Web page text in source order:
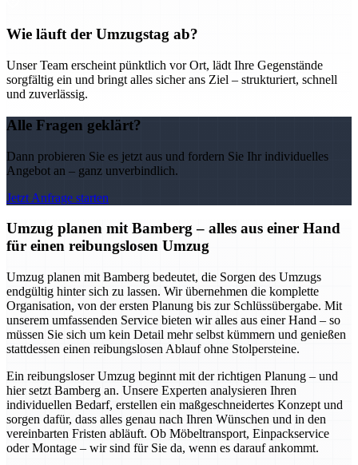
Wie läuft der Umzugstag ab?
Unser Team erscheint pünktlich vor Ort, lädt Ihre Gegenstände
sorgfältig ein und bringt alles sicher ans Ziel – strukturiert, schnell
und zuverlässig.
Alle Fragen geklärt?
Dann probieren Sie es jetzt aus und fordern Sie Ihr individuelles
Angebot an – ganz unverbindlich.
Jetzt Anfrage starten
Umzug planen mit Bamberg – alles aus einer Hand
für einen reibungslosen Umzug
Umzug planen mit Bamberg bedeutet, die Sorgen des Umzugs
endgültig hinter sich zu lassen. Wir übernehmen die komplette
Organisation, von der ersten Planung bis zur Schlüssübergabe. Mit
unserem umfassenden Service bieten wir alles aus einer Hand – so
müssen Sie sich um kein Detail mehr selbst kümmern und genießen
stattdessen einen reibungslosen Ablauf ohne Stolpersteine.
Ein reibungsloser Umzug beginnt mit der richtigen Planung – und
hier setzt Bamberg an. Unsere Experten analysieren Ihren
individuellen Bedarf, erstellen ein maßgeschneidertes Konzept und
sorgen dafür, dass alles genau nach Ihren Wünschen und in den
vereinbarten Fristen abläuft. Ob Möbeltransport, Einpackservice
oder Montage – wir sind für Sie da, wenn es darauf ankommt.